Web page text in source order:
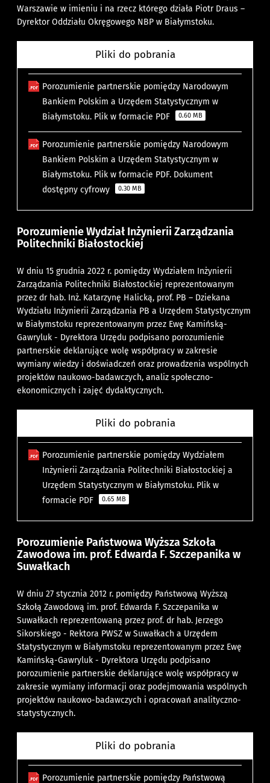
Warszawiew imieniu i na rzecz którego działa Piotr Draus –
Dyrektor Oddziału Okręgowego NBP w Białymstoku.
Pliki do pobrania
Porozumienie partnerskie pomiędzy Narodowym
Bankiem Polskim a Urzędem Statystycznym w
Białymstoku. Plik w formacie PDF
0.60 MB
Porozumienie partnerskie pomiędzy Narodowym
Bankiem Polskim a Urzędem Statystycznym w
Białymstoku. Plik w formacie PDF. Dokument
dostępny cyfrowy
0.30 MB
Porozumienie Wydział Inżynierii Zarządzania
Politechniki Białostockiej
W dniu 15 grudnia 2022 r. pomiędzy Wydziałem Inżynierii
Zarządzania Politechniki Białostockiej reprezentowanym
przez dr hab. Inż. Katarzynę Halicką, prof. PB – Dziekana
Wydziału Inżynierii Zarządzania PB a Urzędem Statystycznym
w Białymstoku reprezentowanym przez Ewę Kamińską-
Gawryluk - Dyrektora Urzędu podpisano porozumienie
partnerskie deklarujące wolę współpracy w zakresie
wymiany wiedzy i doświadczeń oraz prowadzenia wspólnych
projektów naukowo-badawczych, analiz społeczno-
ekonomicznych i zajęć dydaktycznych.
Pliki do pobrania
Porozumienie partnerskie pomiędzy Wydziałem
Inżynierii Zarządzania Politechniki Białostockiej a
Urzędem Statystycznym w Białymstoku. Plik w
formacie PDF
0.65 MB
Porozumienie Państwowa Wyższa Szkoła
Zawodowa im. prof. Edwarda F. Szczepanika w
Suwałkach
W dniu 27 stycznia 2012 r. pomiędzy Państwową Wyższą
Szkołą Zawodową im. prof. Edwarda F. Szczepanika w
Suwałkach reprezentowaną przez prof. dr hab. Jerzego
Sikorskiego - Rektora PWSZ w Suwałkach a Urzędem
Statystycznym w Białymstoku reprezentowanym przez Ewę
Kamińską-Gawryluk - Dyrektora Urzędu podpisano
porozumienie partnerskie deklarujące wolę współpracy w
zakresie wymiany informacji oraz podejmowania wspólnych
projektów naukowo-badawczych i opracowań analityczno-
statystycznych.
Pliki do pobrania
Porozumienie partnerskie pomiędzy Państwową